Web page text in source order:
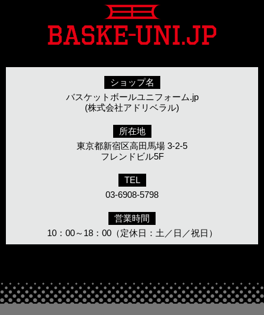
ショップ名
バスケットボールユニフォーム.jp
(株式会社アドリベラル)
所在地
東京都新宿区高田馬場 3-2-5
フレンドビル5F
TEL
03-6908-5798
営業時間
10：00～18：00（定休日：土／日／祝日）